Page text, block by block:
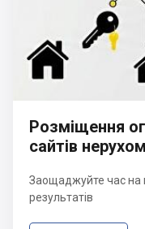
Розміщення
сайтів
Заощаджуйте час на
результатів